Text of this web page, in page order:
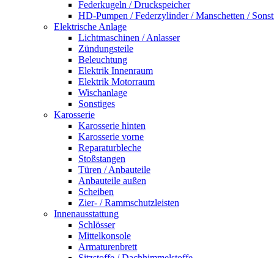
Federkugeln / Druckspeicher
HD-Pumpen / Federzylinder / Manschetten /
Elektrische Anlage
Lichtmaschinen / Anlasser
Zündungsteile
Beleuchtung
Elektrik Innenraum
Elektrik Motorraum
Wischanlage
Sonstiges
Karosserie
Karosserie hinten
Karosserie vorne
Reparaturbleche
Stoßstangen
Türen / Anbauteile
Anbauteile außen
Scheiben
Zier- / Rammschutzleisten
Innenausstattung
Schlösser
Mittelkonsole
Armaturenbrett